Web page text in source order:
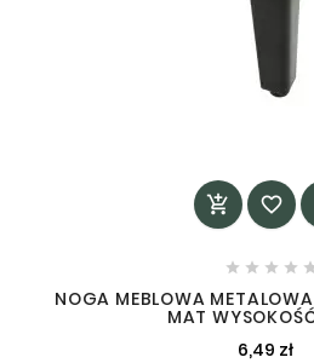
 
   
NOGA MEBLOWA
MAT
6,49 zł